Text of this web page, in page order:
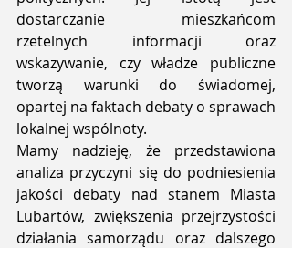
dostarczanie mieszkańcom
rzetelnych informacji oraz
wskazywanie, czy władze publiczne
tworzą warunki do świadomej,
opartej na faktach debaty o sprawach
lokalnej wspólnoty.
Mamy nadzieję, że przedstawiona
analiza przyczyni się do podniesienia
jakości debaty nad stanem Miasta
Lubartów, zwiększenia przejrzystości
działania samorządu oraz dalszego